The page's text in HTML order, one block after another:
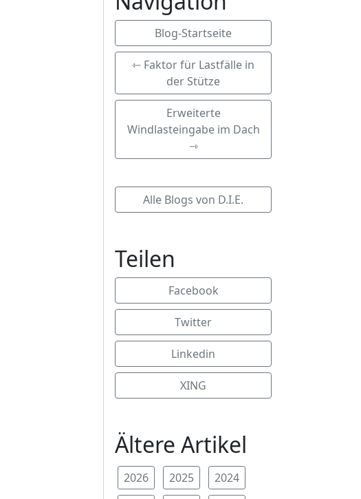
Blog-Startseite
⇽ Faktor für Lastfälle in
der Stütze
Erweiterte
Windlasteingabe im Dach
⇾
Alle Blogs von D.I.E.
Teilen
Facebook
Twitter
Linkedin
XING
Ältere Artikel
2026 2025
2024